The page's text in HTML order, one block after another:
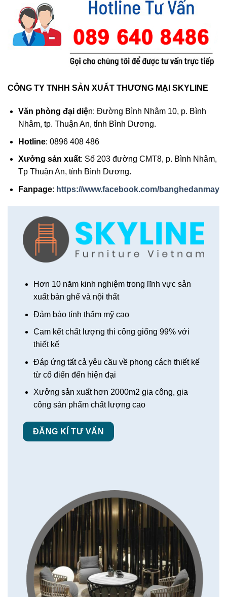
CÔNG TY TNHH SẢN XUẤT THƯƠNG MẠI SKYLINE
Văn phòng đại diện: Đường Bình Nhâm 10, p. Bình
Nhâm, tp. Thuận An, tỉnh Bình Dương.
Hotline: 0896 408 486
Xưởng sản xuất: Số 203 đường CMT8, p. Bình Nhâm,
Tp Thuận An, tỉnh Bình Dương.
Fanpage: https://www.facebook.com/banghedanmay
Hơn 10 năm kinh nghiệm trong lĩnh vực sản
xuất bàn ghế và nội thất
Đảm bảo tính thẩm mỹ cao
Cam kết chất lượng thi công giống 99% với
thiết kế
Đáp ứng tất cả yêu cầu về phong cách thiết kế
từ cổ điển đến hiện đại
Xưởng sản xuất hơn 2000m2 gia công, gia
công sản phẩm chất lượng cao
ĐĂNG KÍ TƯ VẤN